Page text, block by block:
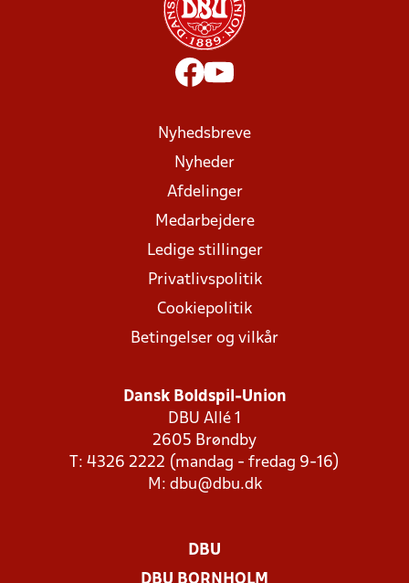
Nyhedsbreve
Nyheder
Afdelinger
Medarbejdere
Ledige stillinger
Privatlivspolitik
Cookiepolitik
Betingelser og vilkår
Dansk Boldspil-Union
DBU Allé 1
2605 Brøndby
T: 4326 2222 (mandag - fredag 9-16)
M: dbu@dbu.dk
DBU